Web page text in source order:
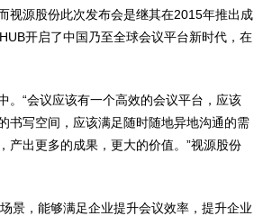
视源股份此次发布会是继其在2015年推出成
开启了中国乃至全球会议平台新时代，在
。“会议应该有一个高效的会议平台，应该
书写空间，应该满足随时随地异地沟通的需
产出更多的成果，更大的价值。”视源股份
景，能够满足企业提升会议效率，提升企业